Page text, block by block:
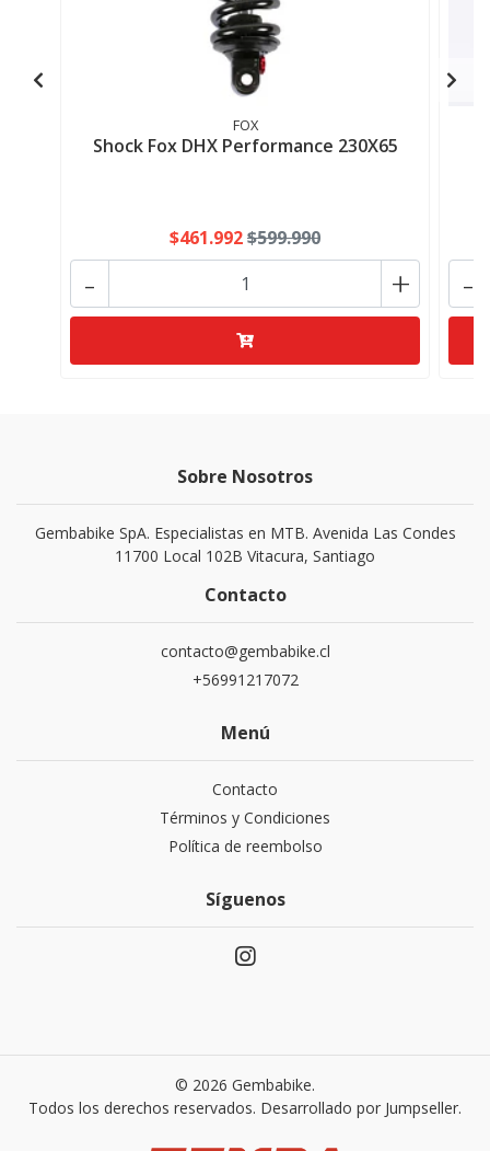
FOX
Shock Fox DHX Performance 230X65
$461.992$599.990
+
- -
Sobre Nosotros
Gembabike SpA. Especialistas en MTB. Avenida Las Condes
11700 Local 102B Vitacura, Santiago
Contacto
contacto@gembabike.cl
+56991217072
Menú
Contacto
Términos y Condiciones
Política de reembolso
Síguenos
© 2026 Gembabike.
Todos los derechos reservados. Desarrollado por Jumpseller.